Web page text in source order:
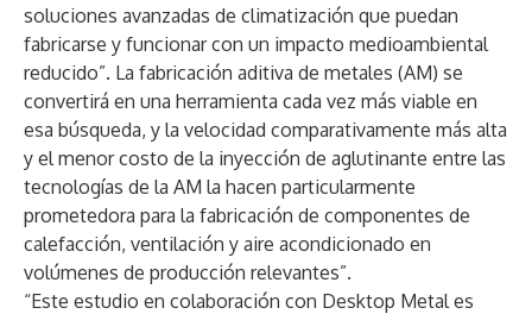
soluciones avanzadas de climatización que puedan
fabricarse y funcionar con un impacto medioambiental
reducido”. La fabricación aditiva de metales (AM) se
convertirá en una herramienta cada vez más viable en
esa búsqueda, y la velocidad comparativamente más alta
y el menor costo de la inyección de aglutinante entre las
tecnologías de la AM la hacen particularmente
prometedora para la fabricación de componentes de
calefacción, ventilación y aire acondicionado en
volúmenes de producción relevantes”.
“Este estudio en colaboración con Desktop Metal es